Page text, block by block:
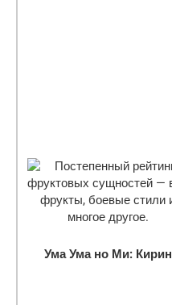
Ума Ума но Ми: Кирин